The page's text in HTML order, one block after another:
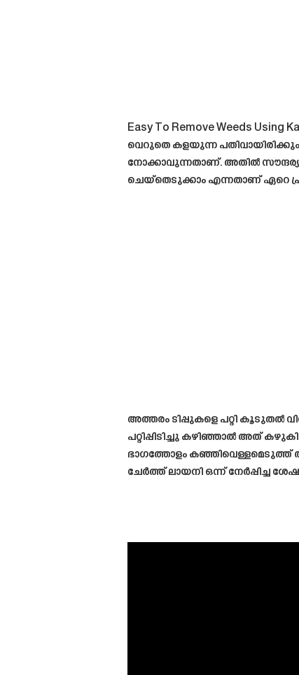
Easy To Remove Weeds Using
വെറുതെ കളയുന്ന
നോക്കാവുന്നതാണ്. അതിൽ സൗന്ദര്യം
ചെയ്തെടുക്കാം എന്നതാണ് ഏറെ
അത്തരം ടിപ്പുകളെ പറ്റി കൂടുതൽ
പറ്റിപ്പിടിച്ചു കഴിഞ്ഞാൽ അത്
ഭാഗത്തോളം കഞ്ഞിവെള്ളമെടുത്ത്
ചേർത്ത് ലായനി ഒന്ന്